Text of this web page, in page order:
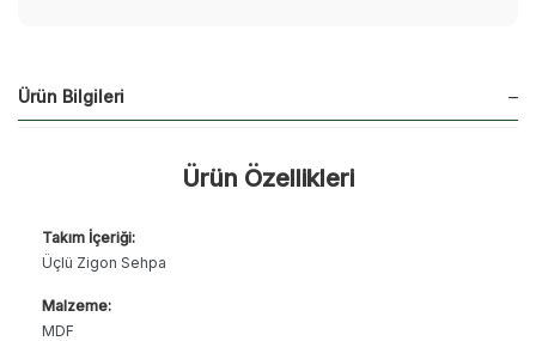
Ürün Bilgileri
Ürün Özellikleri
Takım İçeriği:
Üçlü Zigon Sehpa
Malzeme:
MDF